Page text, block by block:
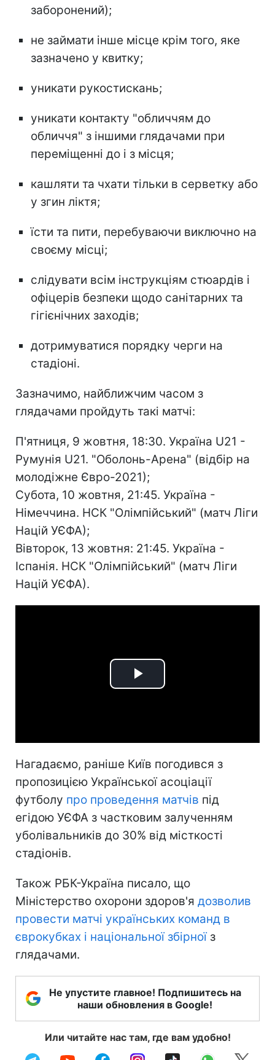
заборонений);
не займати інше місце крім того, яке
зазначено у квитку;
уникати рукостискань;
уникати контакту "обличчям до
обличчя" з іншими глядачами при
переміщенні до і з місця;
кашляти та чхати тільки в серветку або
у згин ліктя;
їсти та пити, перебуваючи виключно на
своєму місці;
слідувати всім інструкціям стюардів і
офіцерів безпеки щодо санітарних та
гігієнічних заходів;
дотримуватися порядку черги на
стадіоні.
Зазначимо, найближчим часом з
глядачами пройдуть такі матчі:
П'ятниця, 9 жовтня, 18:30. Україна U21 -
Румунія U21. "Оболонь-Арена" (відбір на
молодіжне Євро-2021);
Субота, 10 жовтня, 21:45. Україна -
Німеччина. НСК "Олімпійський" (матч Ліги
Націй УЄФА);
Вівторок, 13 жовтня: 21:45. Україна -
Іспанія. НСК "Олімпійський" (матч Ліги
Націй УЄФА).
Play
Нагадаємо, раніше Київ погодився з
пропозицією Української асоціації
футболу про проведення матчів під
егідою УЄФА з частковим залученням
уболівальників до 30% від місткості
стадіонів.
Також РБК-Україна писало, що
Міністерство охорони здоров'я дозволив
провести матчі українських команд в
єврокубках і національної збірноїз
глядачами.
Не упустите главное! Подпишитесь на
наши обновления в Google!
Или читайте нас там, где вам удобно!